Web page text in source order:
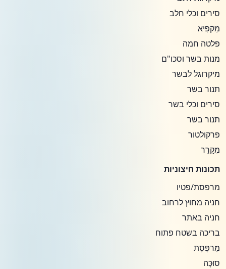
סירים וכלי חלב
מַקפִּיא
פלטה חמה
מנות בשר וסכו"ם
מיקרוגל לבשר
תנור בשר
סירים וכלי בשר
תנור בשר
פרקולטור
מְקָרֵר
תכונות חיצוניות
מרפסת/פטיו
חניה מחוץ לרחוב
חניה באתר
בריכה בשטח פתוח
מִרפֶּסֶת
סוּכָּה